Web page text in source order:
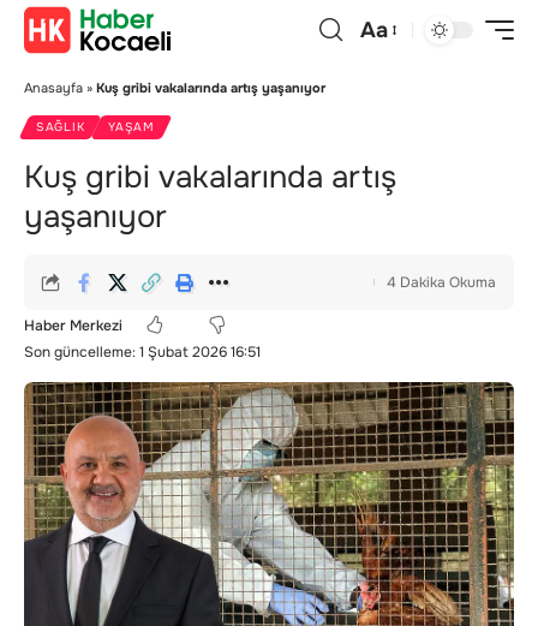
Aa
Anasayfa » Kuş gribi vakalarında artış yaşanıyor
SAĞLIK YAŞAM
Kuş gribi vakalarında artış
yaşanıyor
Son güncelleme: 1 Şubat 2026 16:51
Haber Merkezi
4 Dakika Okuma